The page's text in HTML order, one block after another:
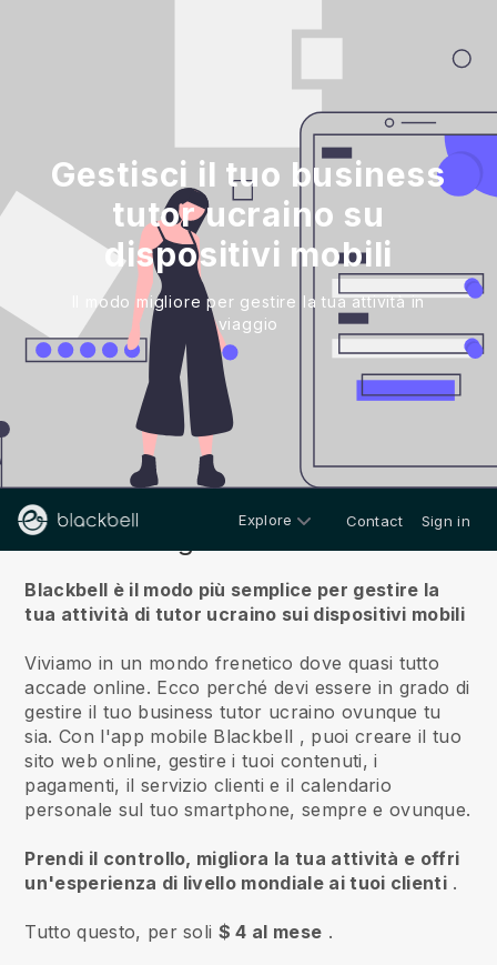
Gestisci il tuo business
tutor ucraino su
dispositivi mobili
Il modo migliore per gestire la tua attività in
viaggio
Explore Contact Sign in
Blackbell è il modo più semplice per gestire la
tua attività di tutor ucraino sui dispositivi mobili
Viviamo in un mondo frenetico dove quasi tutto
accade online. Ecco perché devi essere in grado di
gestire il tuo business tutor ucraino ovunque tu
sia. Con l'app mobile Blackbell , puoi creare il tuo
sito web online, gestire i tuoi contenuti, i
pagamenti, il servizio clienti e il calendario
personale sul tuo smartphone, sempre e ovunque.
Prendi il controllo, migliora la tua attività e offri
un'esperienza di livello mondiale ai tuoi clienti .
Tutto questo, per soli $ 4 al mese .